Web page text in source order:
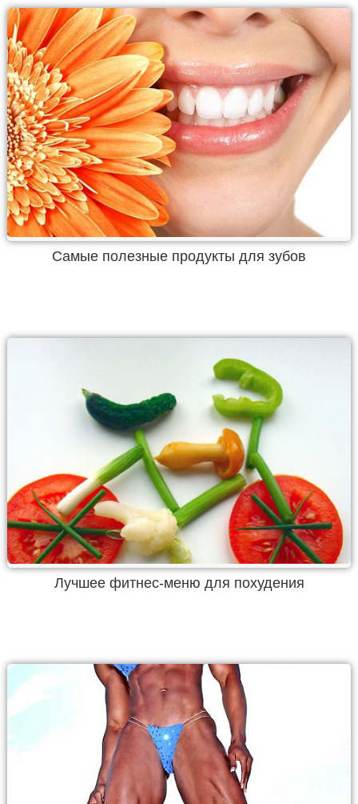
Самые полезные продукты для зубов
Лучшее фитнес-меню для похудения